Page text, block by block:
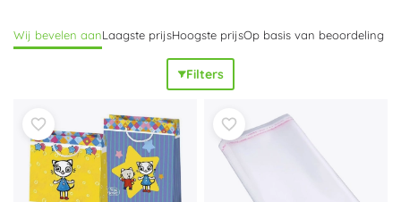
cadeautassen met verstevigde bodem en zakjes met
trekkoord, zelfklevende sluiting of rits voor
verpakken. Eco-opties omvatten kraft- en recyclebare
materialen en herbruikbare textiele zakjes. Voor
kinderfeestjes, huwelijksbedankjes en feestelijke
momenten vind je hier verjaardags- enkerstcadeautasjes
cadeautasjes,snoepzakjes en partybags. Met
kinderprints
(dinosaurussen, eenhoorns, ballonnen), elegante effen
variantenzonder bedrukking en designs
met stijlvolle
Wij bevelen aanLaagste prijsHoogste prijsOp basis van beoordeling
Filters